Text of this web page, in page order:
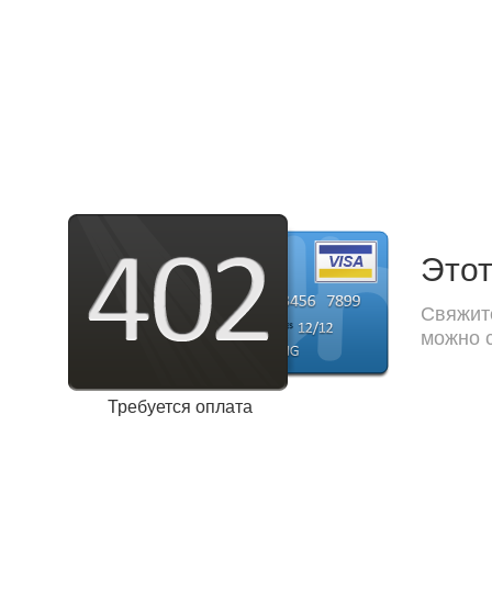
Требуется оплата
можно